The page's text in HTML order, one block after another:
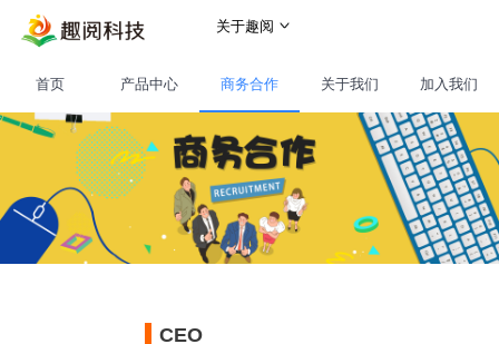
关于趣阅
首页 产品中心 商务合作 关于我们 加入我们
首页
产品中心
趣阅书城
神起书城
商务合作
关于我们
CEO